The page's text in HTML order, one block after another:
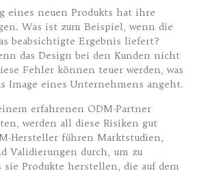
eines neuen Produkts hat ihre
Was ist zum Beispiel, wenn die
beabsichtigte Ergebnis liefert?
das Design bei den Kunden nicht
Fehler können teuer werden, was
Image eines Unternehmens angeht.
erfahrenen ODM-Partner
werden all diese Risiken gut
Hersteller führen Marktstudien,
Validierungen durch, um zu
sie Produkte herstellen, die auf dem